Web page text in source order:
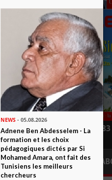
LEADERS N°
NEWS- 05.08.2026
Adnene Ben Abdesselem - La
formation et les choix
pédagogiques dictés par Si
Mohamed Amara, ont fait des
Tunisiens les meilleurs
chercheurs